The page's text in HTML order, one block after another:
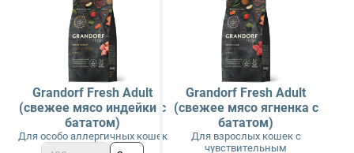
Grandorf Fresh Adult
(свежее мясо индейки с
бататом)
Для особо аллергичных кошек
Grandorf Fresh Adult
(свежее мясо ягненка с
бататом)
Для взрослых кошек с
чувствительным